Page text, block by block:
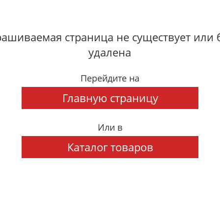
страница не существует или
удалена
Перейдите на
Главную страницу
Или в
Каталог товаров